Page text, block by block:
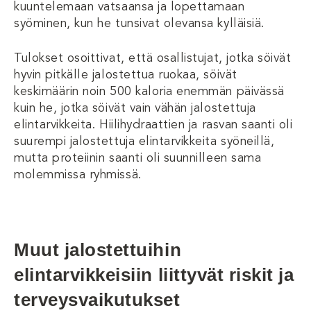
kuuntelemaan vatsaansa ja lopettamaan
syöminen, kun he tunsivat olevansa kylläisiä.
Tulokset osoittivat, että osallistujat, jotka söivät
hyvin pitkälle jalostettua ruokaa, söivät
keskimäärin noin 500 kaloria enemmän päivässä
kuin he, jotka söivät vain vähän jalostettuja
elintarvikkeita. Hiilihydraattien ja rasvan saanti oli
suurempi jalostettuja elintarvikkeita syöneillä,
mutta proteiinin saanti oli suunnilleen sama
molemmissa ryhmissä.
Muut jalostettuihin
elintarvikkeisiin liittyvät riskit ja
terveysvaikutukset